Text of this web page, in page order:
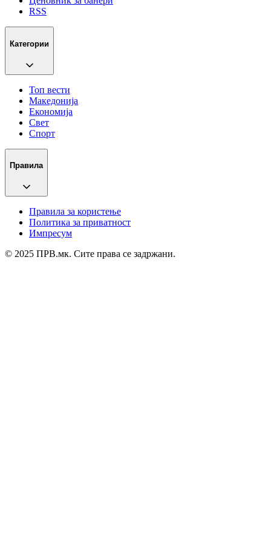
RSS
Категории
Топ вести
Македонија
Економија
Свет
Спорт
Правила
Правила за користење
Политика за приватност
Импресум
© 2025 ПРВ.мк. Сите права се задржани.